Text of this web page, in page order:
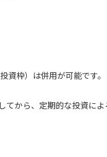
資枠）は併用が可能です。
てから、定期的な投資に